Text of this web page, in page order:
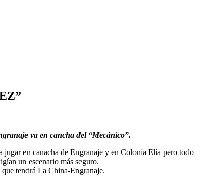
va en cancha del “Mecánico”.
en canacha de Engranaje y en Colonía Elía pero todo
un escenario más seguro.
tendrá La China-Engranaje.